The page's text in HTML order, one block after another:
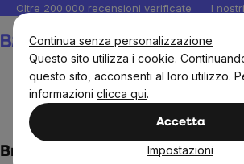
Continua senza personalizzazione
Questo sito utilizza i cookie.
questo sito, acconsenti al loro utilizzo.
informazioni clicca qui.
Accetta
Impostazioni
Salta
contenuto
Oltre 200.000 recensioni verificate I
BrainMax Pure® Matcha